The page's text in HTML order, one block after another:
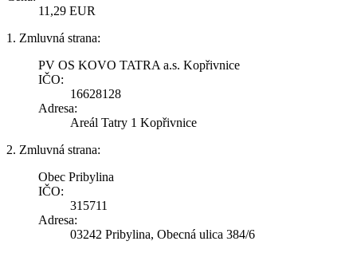
11,29 EUR
1. Zmluvná strana:
PV OS KOVO TATRA a.s. Kopřivnice
IČO:
16628128
Adresa:
Areál Tatry 1 Kopřivnice
2. Zmluvná strana:
Obec Pribylina
IČO:
315711
Adresa:
03242 Pribylina, Obecná ulica 384/6